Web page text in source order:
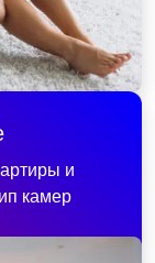
и
камер